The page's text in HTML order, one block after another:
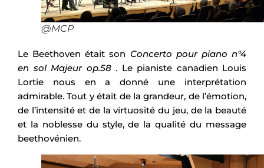
@MCP
Le Beethoven était son Concerto pour piano n°4
en sol Majeur op.58. Le pianiste canadien Louis
Lortie nous en a donné une interprétation
admirable. Tout y était de la grandeur, de l’émotion,
de l’intensité et de la virtuosité du jeu, de la beauté
et la noblesse du style, de la qualité du message
beethovénien.